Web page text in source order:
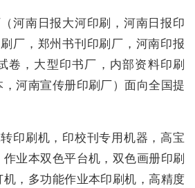
河南日报大河印刷，河南日报印
厂，郑州书刊印刷厂，河南印报
卷，大型印书厂，内部资料印刷
河南宣传册印刷厂）面向全国提
印刷机，印校刊专用机器，高宝
业本双色平台机，双色画册印刷
，多功能作业本印刷机，高精度